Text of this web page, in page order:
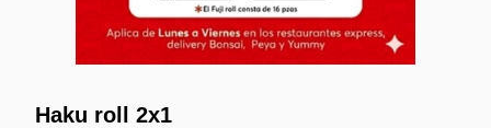
Haku roll 2x1